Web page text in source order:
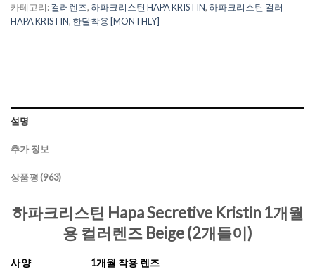
카테고리:컬러렌즈,하파크리스틴 HAPA KRISTIN,하파크리스틴 컬러
HAPA KRISTIN, 한달착용 [MONTHLY]
설명
추가 정보
상품평 (963)
하파크리스틴 Hapa Secretive Kristin 1개월
용 컬러렌즈 Beige (2개들이)
사양 1개월 착용 렌즈